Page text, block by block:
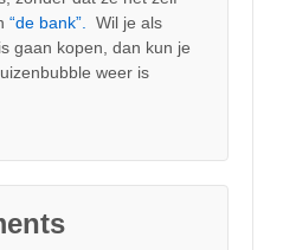
“de bank”.
Wil je als
gaan kopen, dan kun je
weer is